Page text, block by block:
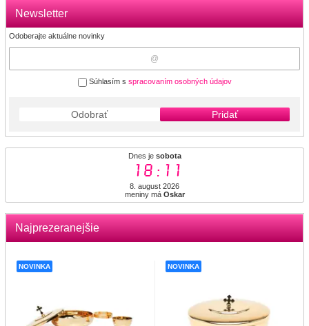
Newsletter
Odoberajte aktuálne novinky
Súhlasím s spracovaním osobných údajov
Odobrať Pridať
Dnes je sobota
18:11
8. august 2026
meniny má Oskar
Najprezeranejšie
NOVINKA NOVINKA